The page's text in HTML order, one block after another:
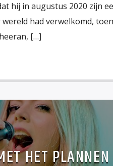
hij in augustus 2020 zijn
had verwelkomd,
[…]
HET